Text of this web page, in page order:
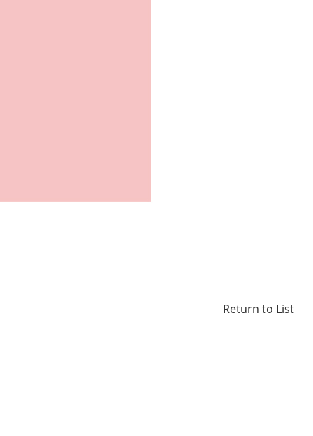
Return to List